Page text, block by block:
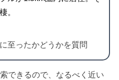
。
至ったかどうかを質問
できるので、なるべく近い